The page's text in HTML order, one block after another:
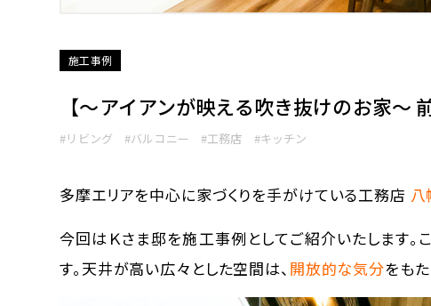
施工事例
【〜アイアンが映える吹き抜けのお家〜
#リビング #バルコニー #工務店 #キッチン
多摩エリアを中心に家づくりを手がけている工務店 八
今回はＫさま邸を施工事例としてご紹介いたします。
す。天井が高い広々とした空間は、 開放的な気分をもた